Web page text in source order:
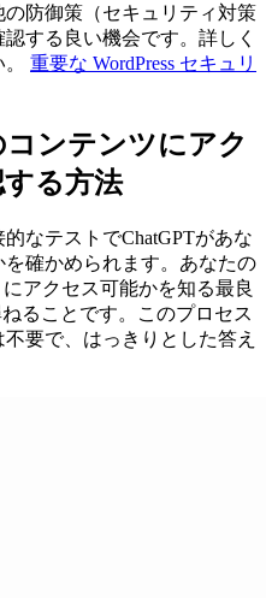
防御策（セキュリティ対策
する良い機会です。詳しく
重要な WordPress セキュリ
ンテンツにアク
る方法
なテストでChatGPTがあな
確かめられます。あなたの
アクセス可能かを知る最良
ることです。このプロセス
要で、はっきりとした答え